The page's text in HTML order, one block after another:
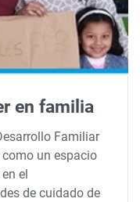
en familia
Familiar
un espacio
el
de cuidado de